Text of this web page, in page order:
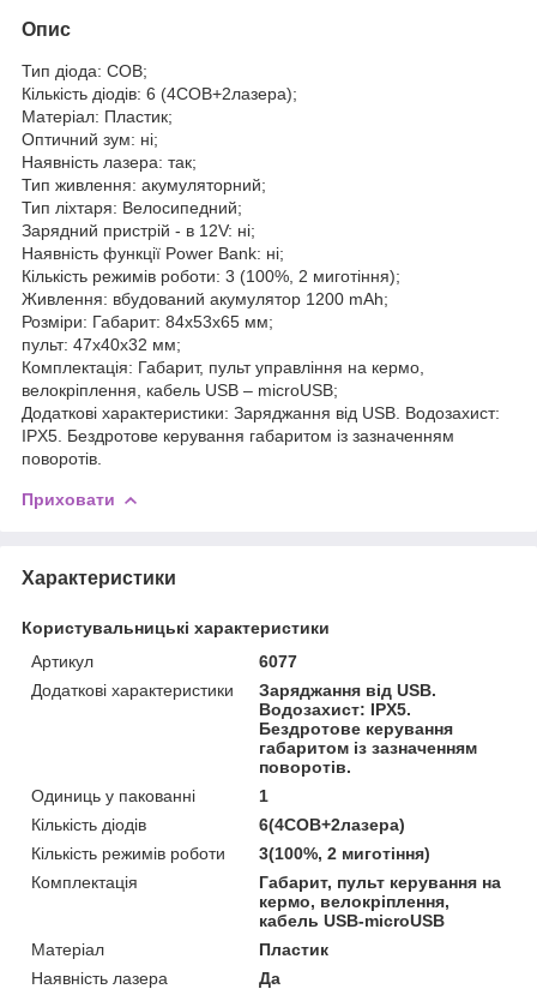
Опис
Тип діода: COB;
Кількість діодів: 6 (4COB+2лазера);
Матеріал: Пластик;
Оптичний зум: ні;
Наявність лазера: так;
Тип живлення: акумуляторний;
Тип ліхтаря: Велосипедний;
Зарядний пристрій - в 12V: ні;
Наявність функції Power Bank: ні;
Кількість режимів роботи: 3 (100%, 2 миготіння);
Живлення: вбудований акумулятор 1200 mAh;
Розміри: Габарит: 84х53х65 мм;
пульт: 47х40х32 мм;
Комплектація: Габарит, пульт управління на кермо,
велокріплення, кабель USB – microUSB;
Додаткові характеристики: Заряджання від USB. Водозахист:
IPX5. Бездротове керування габаритом із зазначенням
поворотів.
Приховати
Характеристики
Користувальницькі характеристики
Артикул
6077
Додаткові характеристики
Заряджання від USB.
Водозахист: IPX5.
Бездротове керування
габаритом із зазначенням
поворотів.
Одиниць у пакованні
1
Кількість діодів
6(4COB+2лазера)
Кількість режимів роботи
3(100%, 2 миготіння)
Комплектація
Габарит, пульт керування на
кермо, велокріплення,
кабель USB-microUSB
Матеріал
Пластик
Наявність лазера
Да